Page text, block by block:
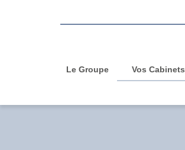
Le Groupe Vos Cabinets